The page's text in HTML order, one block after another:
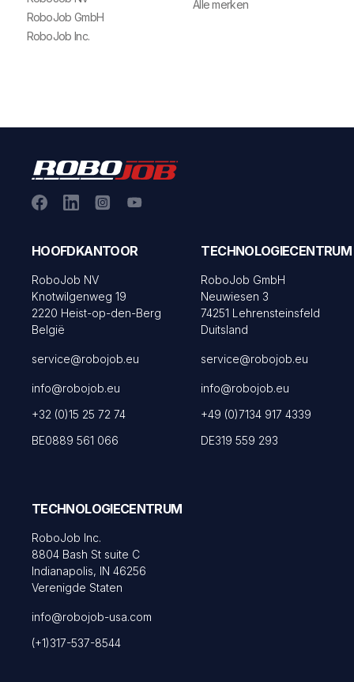
RoboJob GmbH
RoboJob Inc.
Alle merken
HOOFDKANTOOR
RoboJob NV
Knotwilgenweg 19
2220 Heist-op-den-Berg
België
service@robojob.eu
info@robojob.eu
+32 (0)15 25 72 74
BE0889 561 066
TECHNOLOGIECENTRUM
RoboJob GmbH
Neuwiesen 3
74251 Lehrensteinsfeld
Duitsland
service@robojob.eu
info@robojob.eu
+49 (0)7134 917 4339
DE319 559 293
TECHNOLOGIECENTRUM
RoboJob Inc.
8804 Bash St suite C
Indianapolis, IN 46256
Verenigde Staten
info@robojob-usa.com
(+1)317-537-8544